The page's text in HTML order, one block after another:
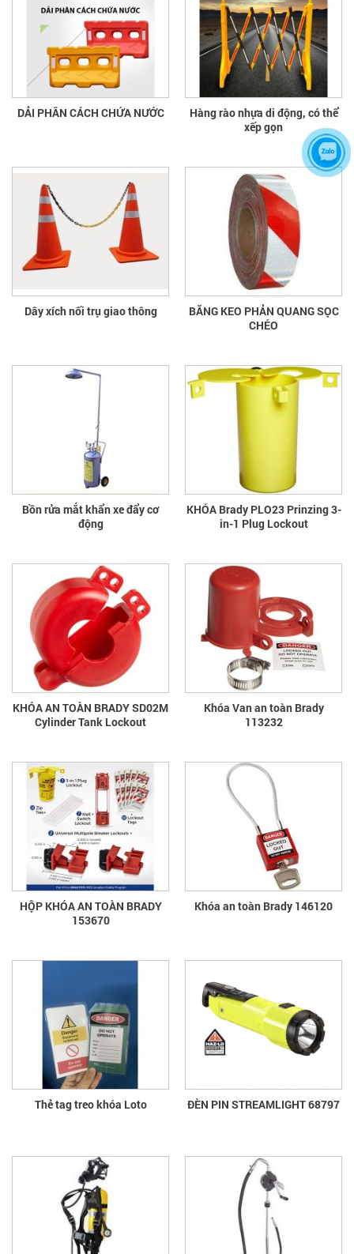
DẢI PHÂN CÁCH CHỨA NƯỚC
Hàng rào nhựa di động, có thể
xếp gọn
Dây xích nối trụ giao thông
BĂNG KEO PHẢN QUANG SỌC
CHÉO
Bồn rửa mắt khẩn xe đẩy cơ
động
KHÓA Brady PLO23 Prinzing 3-
in-1 Plug Lockout
KHÓA AN TOÀN BRADY SD02M
Cylinder Tank Lockout
Khóa Van an toàn Brady
113232
HỘP KHÓA AN TOÀN BRADY
153670
Khóa an toàn Brady 146120
Thẻ tag treo khóa Loto ĐÈN PIN STREAMLIGHT 68797